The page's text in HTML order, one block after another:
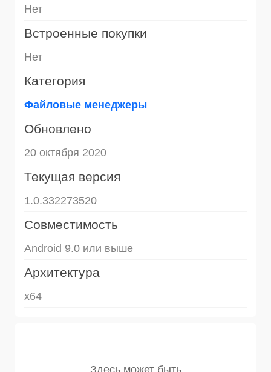
Нет
Встроенные покупки
Нет
Категория
Файловые менеджеры
Обновлено
20 октября 2020
Текущая версия
1.0.332273520
Совместимость
Android 9.0 или выше
Архитектура
x64